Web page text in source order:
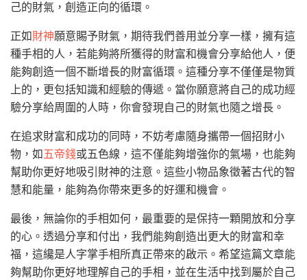
己的財氣，創造正向的循環。
正如財神願意賜予財氣，期待我們善用並分享一樣，擁有這
種手相的人，若能夠將所獲得的財富和機會分享給他人，便
能夠創造一個不斷增長的財富循環。這種分享不僅僅是物質
上的，更包括知識和經驗的傳遞。當你願意將自己的成功經
驗分享給周圍的人時，你會發現自己的財氣也隨之增長。
在追求財富和成功的同時，不妨考慮隨身攜帶一個招財小
物，如五帝錢或五色線，這不僅能夠增強你的氣場，也能夠
幫助你更好地吸引財神的注意。這些小物品象徵著古代的智
慧和能量，能夠為你帶來更多的好運和機會。
最後，無論你的手相如何，最重要的是保持一顆開放和分享
的心。透過分享和付出，我們能夠創造出更大的財富和幸
福，這纔是人字掌手相所真正帶來的啟示。希望這篇文章能
夠幫助你更好地理解自己的手相，並在生活中找到屬於自己